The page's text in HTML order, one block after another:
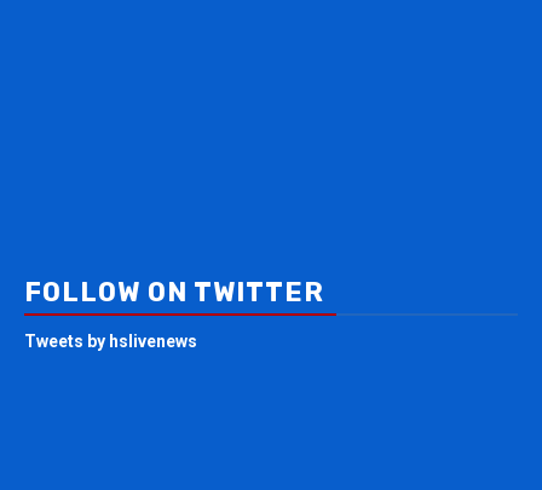
FOLLOW ON TWITTER
Tweets by hslivenews